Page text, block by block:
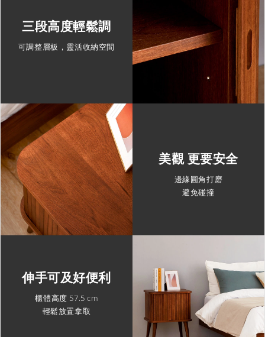
三段高度輕鬆調
可調整層板，靈活收納空間
美觀 更要安全
邊緣圓角打磨
避免碰撞
伸手可及好便利
櫃體高度 57.5 cm
輕鬆放置拿取